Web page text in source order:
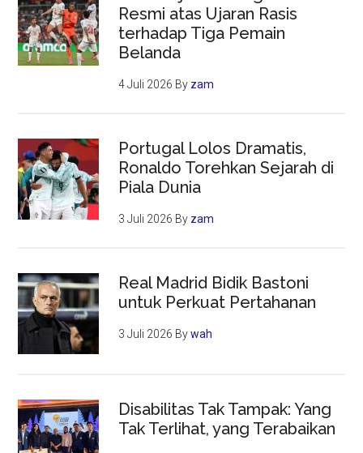
Resmi atas Ujaran Rasis
terhadap Tiga Pemain
Belanda
4 Juli 2026 By zam
Portugal Lolos Dramatis,
Ronaldo Torehkan Sejarah di
Piala Dunia
3 Juli 2026 By zam
Real Madrid Bidik Bastoni
untuk Perkuat Pertahanan
3 Juli 2026 Bywah
Disabilitas Tak Tampak: Yang
Tak Terlihat, yang Terabaikan